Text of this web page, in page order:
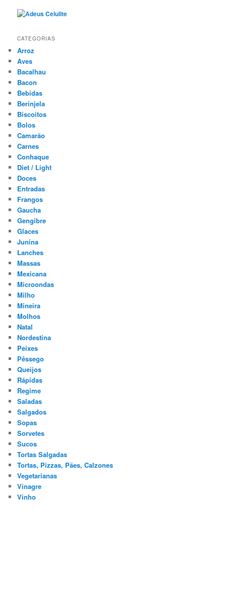
CATEGORIAS
Arroz
Aves
Bacalhau
Bacon
Bebidas
Berinjela
Biscoitos
Bolos
Camarão
Carnes
Conhaque
Diet / Light
Doces
Entradas
Frangos
Gaucha
Gengibre
Glaces
Junina
Lanches
Massas
Mexicana
Microondas
Milho
Mineira
Molhos
Natal
Nordestina
Peixes
Pêssego
Queijos
Rápidas
Regime
Saladas
Salgados
Sopas
Sorvetes
Sucos
Tortas Salgadas
Tortas, Pizzas, Pães, Calzones
Vegetarianas
Vinagre
Vinho